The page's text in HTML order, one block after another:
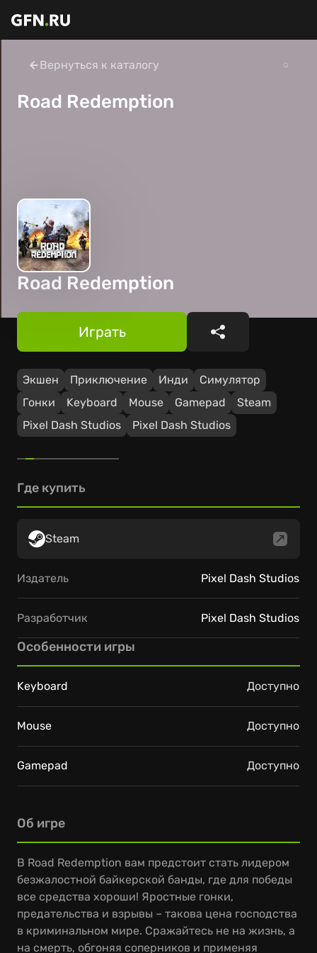
Вернуться к каталогу
Road Redemption
Road Redemption
Экшен Приключение Инди
Симулятор
Гонки
Keyboard Mouse Gamepad
Steam
Pixel Dash Studios
Pixel Dash Studios
Играть Поделиться
Об игре
В Road Redemption вам предстоит стать лидером
безжалостной байкерской банды, где для победы
все средства хороши! Яростные гонки,
предательства и взрывы – такова цена господства
в криминальном мире. Сражайтесь не на жизнь, а
на смерть, обгоняя соперников и применяя
Где купить
Steam
Издатель Pixel Dash Studios
Разработчик Pixel Dash Studios
Особенности игры
Keyboard Доступно
Mouse Доступно
Gamepad Доступно